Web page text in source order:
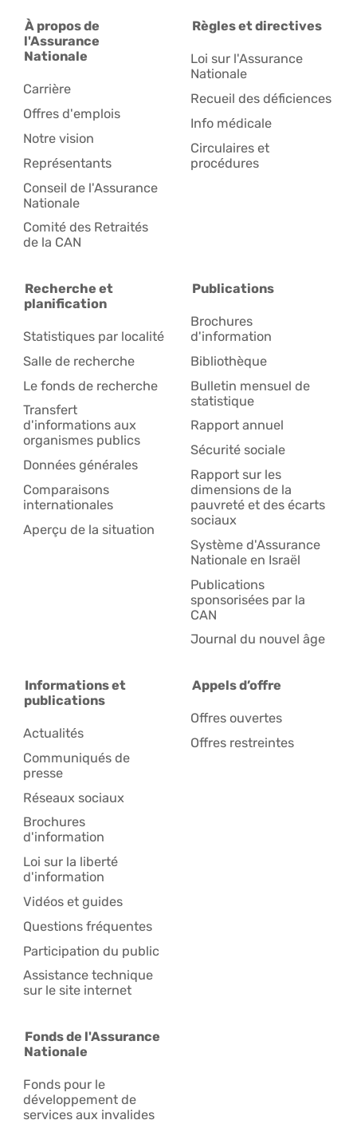
À propos de
l'Assurance
Nationale
Carrière
Offres d'emplois
Notre vision
Représentants
Conseil de l'Assurance
Nationale
Comité des Retraités
de la CAN
Règles et directives
Loi sur l'Assurance
Nationale
Recueil des déficiences
Info médicale
Circulaires et
procédures
Recherche et
planification
Statistiques par localité
Salle de recherche
Le fonds de recherche
Transfert
d'informations aux
organismes publics
Données générales
Comparaisons
internationales
Aperçu de la situation
Publications
Brochures
d'information
Bibliothèque
Bulletin mensuel de
statistique
Rapport annuel
Sécurité sociale
Rapport sur les
dimensions de la
pauvreté et des écarts
sociaux
Système d'Assurance
Nationale en Israël
Publications
sponsorisées par la
CAN
Journal du nouvel âge
Informations et
publications
Actualités
Communiqués de
presse
Réseaux sociaux
Brochures
d'information
Loi sur la liberté
d'information
Vidéos et guides
Questions fréquentes
Participation du public
Assistance technique
sur le site internet
Appels d’offre
Offres ouvertes
Offres restreintes
Fonds de l'Assurance
Nationale
Fonds pour le
développement de
services aux invalides